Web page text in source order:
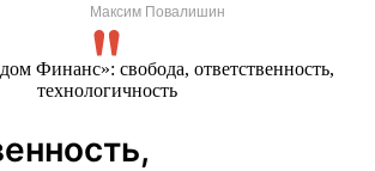
Максим Повалишин